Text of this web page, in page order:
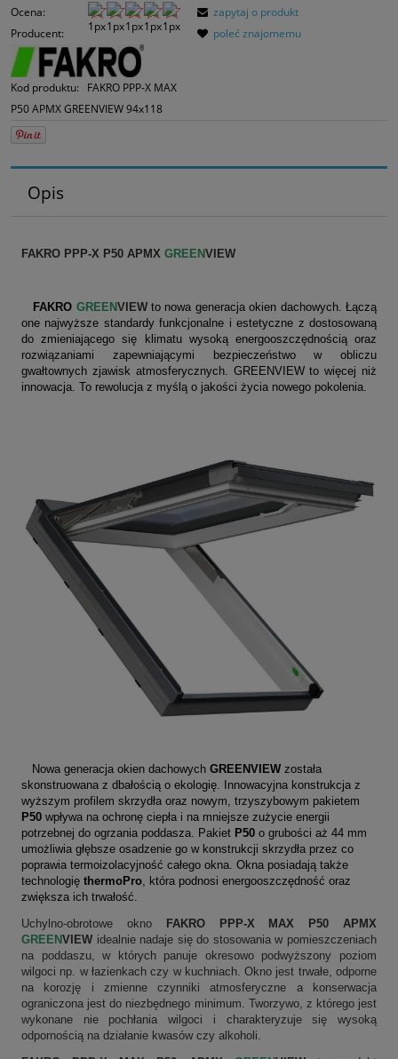
Ocena:
Producent:
Kod produktu:
FAKRO PPP-X MAX
P50 APMX GREENVIEW 94x118
zapytaj o produkt
poleć znajomemu
Opis
FAKRO PPP-X P50 APMX GREENVIEW
FAKRO GREENVIEWto nowa generacja okien dachowych. Łączą
one najwyższe standardy funkcjonalne i estetyczne z dostosowaną
do zmieniającego się klimatu wysoką energooszczędnością oraz
rozwiązaniami zapewniającymi bezpieczeństwo w obliczu
gwałtownych zjawisk atmosferycznych. GREENVIEW to więcej niż
innowacja. To rewolucja z myślą o jakości życia nowego pokolenia.
Nowa generacja okien dachowych GREENVIEW została
skonstruowana z dbałością o ekologię. Innowacyjna konstrukcja z
wyższym profilem skrzydła oraz nowym, trzyszybowym pakietem
P50 wpływa na ochronę ciepła i na mniejsze zużycie energii
potrzebnej do ogrzania poddasza. Pakiet P50 o grubości aż 44 mm
umożliwia głębsze osadzenie go w konstrukcji skrzydła przez co
poprawia termoizolacyjność całego okna. Okna posiadają także
technologię thermoPro, która podnosi energooszczędność oraz
zwiększa ich trwałość.
Uchylno-obrotowe okno
FAKRO PPP-X MAX P50 APMX
GREENVIEW idealnie nadaje się do stosowania w pomieszczeniach
na poddaszu, w których panuje okresowo podwyższony poziom
wilgoci np. w łazienkach czy w kuchniach. Okno jest trwałe, odporne
na korozję i zmienne czynniki atmosferyczne a konserwacja
ograniczona jest do niezbędnego minimum. Tworzywo, z którego jest
wykonane nie pochłania wilgoci i charakteryzuje się wysoką
odpornością na działanie kwasów czy alkoholi.